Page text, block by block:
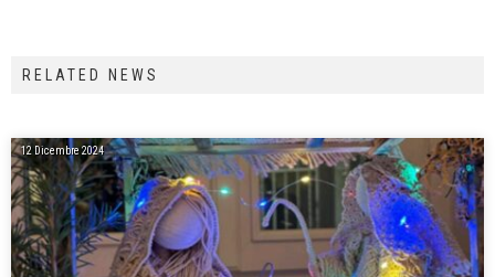
RELATED NEWS
12 Dicembre 2024